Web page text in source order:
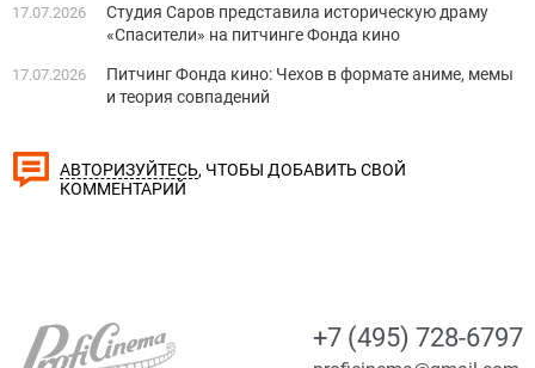
17.07.2026
Студия Саров представила историческую драму
«Спасители» на питчинге Фонда кино
17.07.2026
Питчинг Фонда кино: Чехов в формате аниме, мемы
и теория совпадений
АВТОРИЗУЙТЕСЬ, ЧТОБЫ ДОБАВИТЬ СВОЙ
КОММЕНТАРИЙ
+7 (495) 728-6797